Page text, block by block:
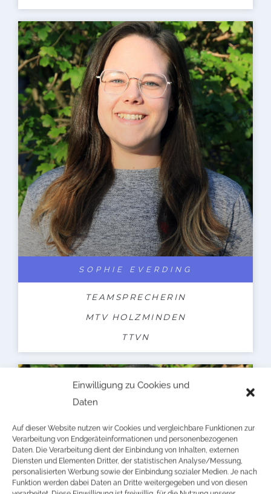
Einwilligung zu Cookies und
Daten
Auf dieser Website nutzen wir Cookies und vergleichbare Funktionen zur
Verarbeitung von Endgeräteinformationen und personenbezogenen
Daten. Die Verarbeitung dient der Einbindung von Inhalten, externen
Diensten und Elementen Dritter, der statistischen Analyse/Messung,
personalisierten Werbung sowie der Einbindung sozialer Medien. Je nach
Funktion werden dabei Daten an Dritte weitergegeben und von diesen
SOPHIE EVERDING
TEAMSPRECHERIN
MTV HOLZMINDEN
TTVN